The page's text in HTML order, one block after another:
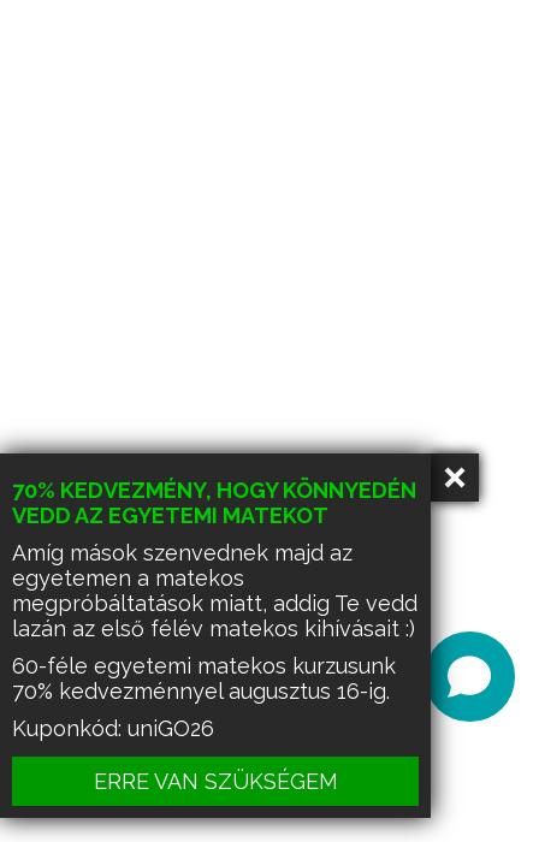
70% KEDVEZMÉNY, HOGY KÖNNYEDÉN
VEDD AZ EGYETEMI MATEKOT
Amíg mások szenvednek majd az
egyetemen a matekos
megpróbáltatások miatt, addig Te vedd
lazán az első félév matekos kihívásait :)
60-féle egyetemi matekos kurzusunk
70% kedvezménnyel augusztus 16-ig.
Kuponkód: uniGO26
ERRE VAN SZÜKSÉGEM